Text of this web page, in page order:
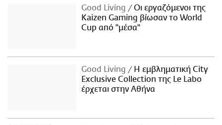
Good Living
Οι εργαζόμενοι της
Kaizen Gaming βίωσαν το World
Cup από "μέσα"
Good Living
Η εμβληματική City
Exclusive Collection της Le Labo
έρχεται στην Αθήνα